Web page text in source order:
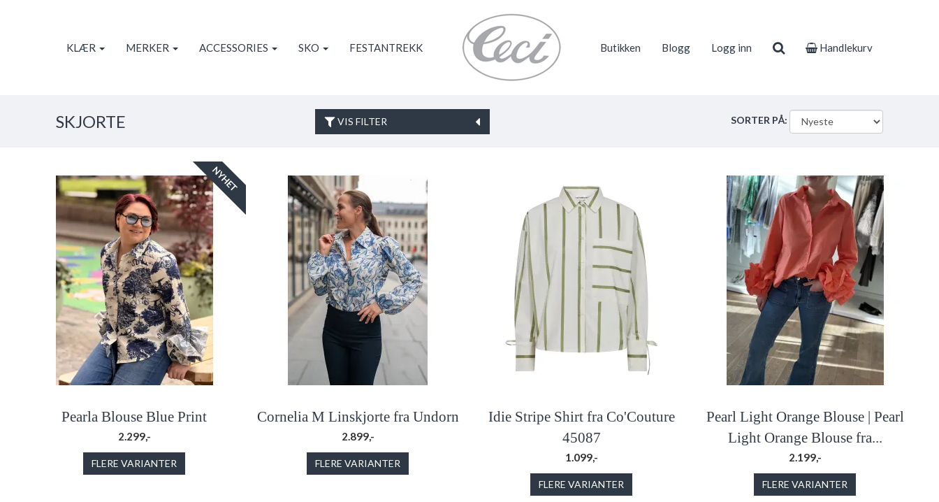
KLÆR MERKER ACCESSORIES SKO FESTANTREKK Butikken Blogg Logg inn Handlekurv
SKJORTE VIS FILTER SORTER PÅ:
NYHET
Pearla Blouse Blue Print
2.299,-
FLERE VARIANTER
Cornelia M Linskjorte fra Undorn
2.899,-
FLERE VARIANTER
Idie Stripe Shirt fra Co'Couture
45087
1.099,-
FLERE VARIANTER
Pearl Light Orange Blouse | Pearl
Light Orange Blouse fra...
2.199,-
FLERE VARIANTER